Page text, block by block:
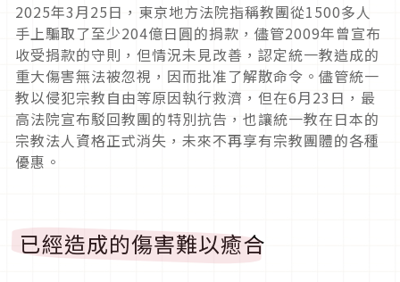
2025年3月25日，東京地方法院指稱教團從1500多人
手上騙取了至少204億日圓的捐款，儘管2009年曾宣布
收受捐款的守則，但情況未見改善，認定統一教造成的
重大傷害無法被忽視，因而批准了解散命令。儘管統一
教以侵犯宗教自由等原因執行救濟，但在6月23 日，最
高法院宣布駁回教團的特別抗告，也讓統一教在日本的
宗教法人資格正式消失，未來不再享有宗教團體的各種
優惠。
已經造成的傷害難以癒合